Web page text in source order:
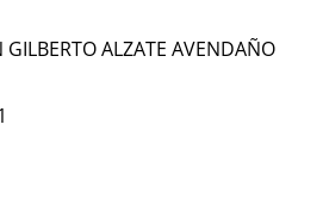
ALZATE AVENDAÑO